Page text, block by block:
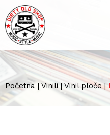
Početna | Vinili | Vinil ploče|